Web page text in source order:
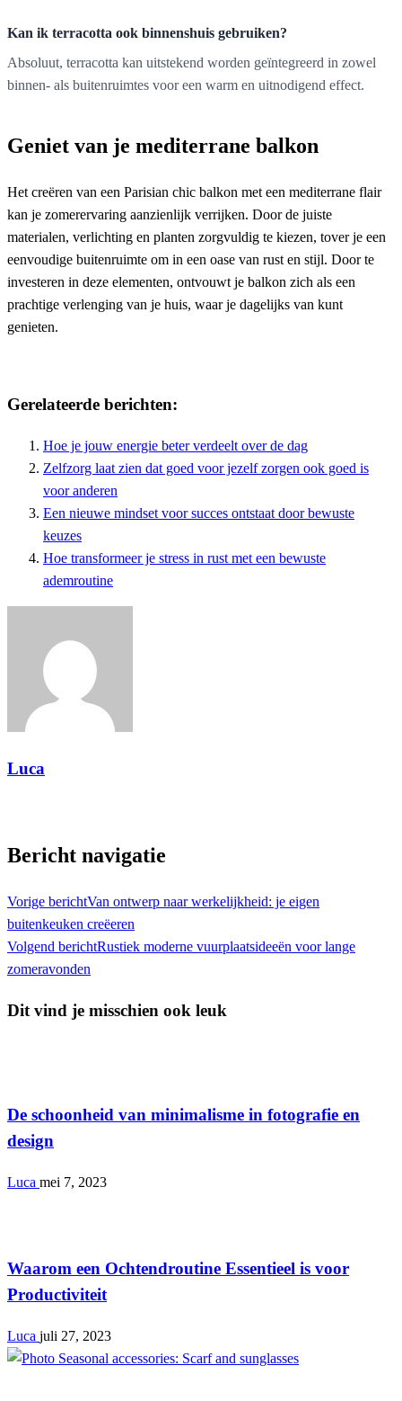
Kan ik terracotta ook binnenshuis gebruiken?
Absoluut, terracotta kan uitstekend worden geïntegreerd in zowel
binnen- als buitenruimtes voor een warm en uitnodigend effect.
Geniet van je mediterrane balkon
Het creëren van een Parisian chic balkon met een mediterrane flair
kan je zomerervaring aanzienlijk verrijken. Door de juiste
materialen, verlichting en planten zorgvuldig te kiezen, tover je een
eenvoudige buitenruimte om in een oase van rust en stijl. Door te
investeren in deze elementen, ontvouwt je balkon zich als een
prachtige verlenging van je huis, waar je dagelijks van kunt
genieten.
Gerelateerde berichten:
Hoe je jouw energie beter verdeelt over de dag
Zelfzorg laat zien dat goed voor jezelf zorgen ook goed is
voor anderen
Een nieuwe mindset voor succes ontstaat door bewuste
keuzes
Hoe transformeer je stress in rust met een bewuste
ademroutine
Luca
Bericht navigatie
Vorige berichtVan ontwerp naar werkelijkheid: je eigen
buitenkeuken creëeren
Volgend berichtRustiek moderne vuurplaatsideeën voor lange
zomeravonden
Dit vind je misschien ook leuk
De schoonheid van minimalisme in fotografie en
design
Luca mei 7, 2023
Waarom een Ochtendroutine Essentieel is voor
Productiviteit
Luca juli 27, 2023